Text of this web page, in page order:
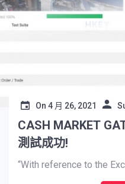
On 4 月 26, 2021
CASH MARKET
測試成功!
“With reference to the